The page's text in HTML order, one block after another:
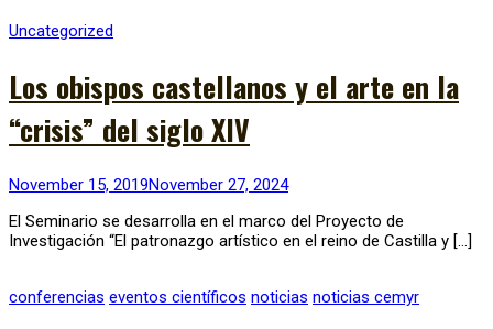
Uncategorized
Los obispos castellanos y el arte en la
“crisis” del siglo XIV
November 15, 2019November 27, 2024
El Seminario se desarrolla en el marco del Proyecto de
Investigación “El patronazgo artístico en el reino de Castilla y […]
conferencias eventos científicos noticias noticias cemyr